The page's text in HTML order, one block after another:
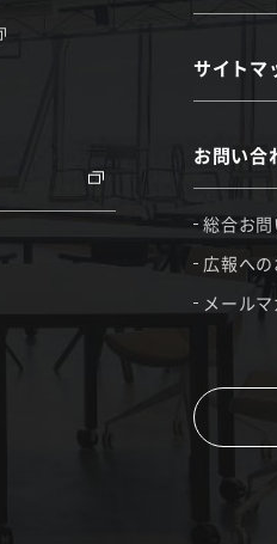
サイトマ
お問い合
総合お
広報へ
メール